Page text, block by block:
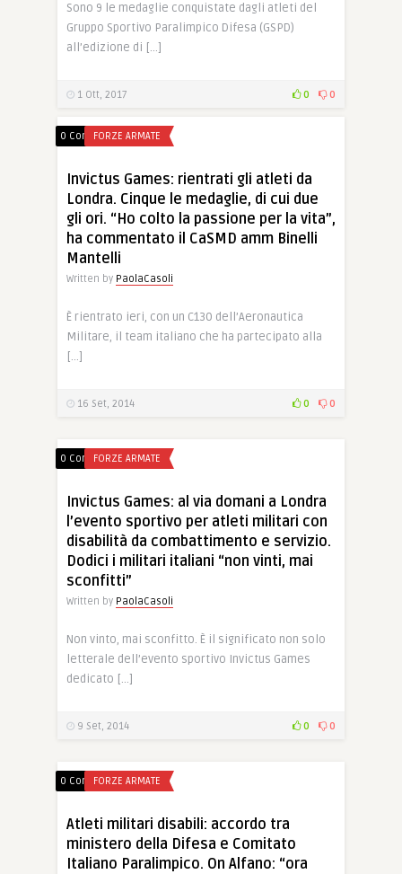
Sono 9 le medaglie conquistate dagli atleti del
Gruppo Sportivo Paralimpico Difesa (GSPD)
all’edizione di […]
1 Ott, 2017 0 0
0 CommentsFORZE ARMATE
Invictus Games: rientrati gli atleti da
Londra. Cinque le medaglie, di cui due
gli ori. “Ho colto la passione per la vita”,
ha commentato il CaSMD amm Binelli
Mantelli
Written by PaolaCasoli
È rientrato ieri, con un C130 dell’Aeronautica
Militare, il team italiano che ha partecipato alla
[…]
16 Set, 2014 0 0
0 CommentsFORZE ARMATE
Invictus Games: al via domani a Londra
l’evento sportivo per atleti militari con
disabilità da combattimento e servizio.
Dodici i militari italiani “non vinti, mai
sconfitti”
Written by PaolaCasoli
Non vinto, mai sconfitto. È il significato non solo
letterale dell’evento sportivo Invictus Games
dedicato […]
9 Set, 2014 0 0
0 CommentsFORZE ARMATE
Atleti militari disabili: accordo tra
ministero della Difesa e Comitato
Italiano Paralimpico. On Alfano: “ora